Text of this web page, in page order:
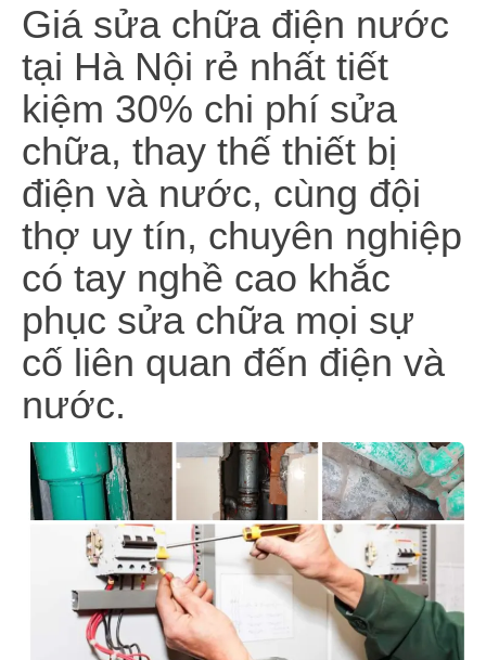
Giá sửa chữa điện nước
tại Hà Nội rẻ nhất tiết
kiệm 30% chi phí sửa
chữa, thay thế thiết bị
điện và nước, cùng đội
thợ uy tín, chuyên nghiệp
có tay nghề cao khắc
phục sửa chữa mọi sự
cố liên quan đến điện và
nước.